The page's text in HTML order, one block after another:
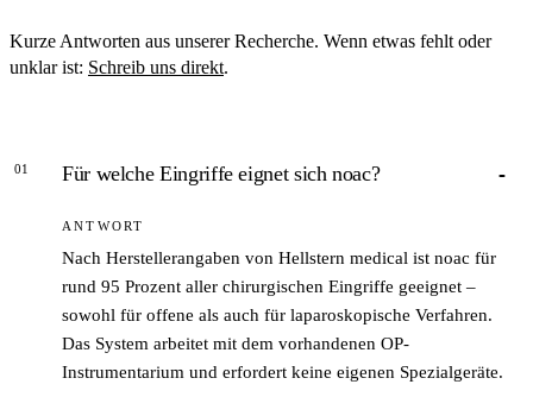
Kurze Antworten aus unserer Recherche. Wenn etwas fehlt oder
unklar ist: Schreib uns direkt.
01 Für welche Eingriffe eignet sich noac?
ANTWORT
Nach Herstellerangaben von Hellstern medical ist noac für
rund 95 Prozent aller chirurgischen Eingriffe geeignet –
sowohl für offene als auch für laparoskopische Verfahren.
Das System arbeitet mit dem vorhandenen OP-
Instrumentarium und erfordert keine eigenen Spezialgeräte.